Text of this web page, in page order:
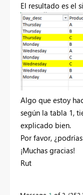
El resultado es el
Algo que estoy
según la tabla 1,
explicado bien.
Por favor,
¡Muchas gracias!
Rut